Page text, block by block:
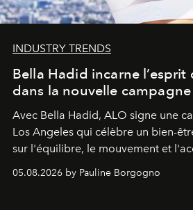
INDUSTRY TRENDS
Bella Hadid incarne l’esprit
dans la nouvelle campagne
Avec Bella Hadid, ALO signe une
Los Angeles qui célèbre un bien-
sur l'équilibre, le mouvement et
05.08.2026 by Pauline Borgogno